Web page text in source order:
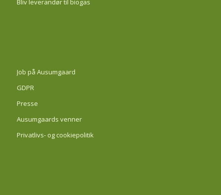
Job på Ausumgaard
GDPR
Presse
Ausumgaards venner
Privatlivs- og cookiepolitik